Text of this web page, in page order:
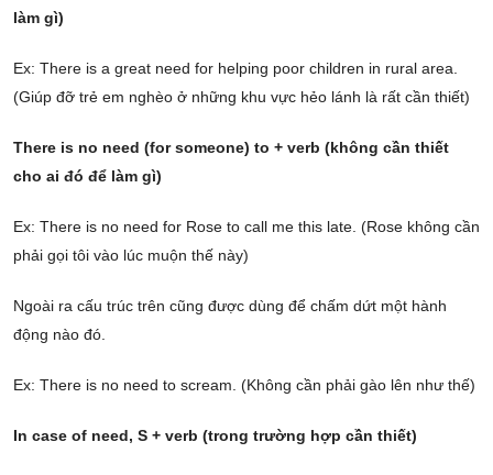
làm gì)
Ex: There is a great need for helping poor children in rural area.
(Giúp đỡ trẻ em nghèo ở những khu vực hẻo lánh là rất cần thiết)
There is no need (for someone) to + verb (không cần thiết
cho ai đó để làm gì)
Ex: There is no need for Rose to call me this late. (Rose không cần
phải gọi tôi vào lúc muộn thế này)
Ngoài ra cấu trúc trên cũng được dùng để chấm dứt một hành
động nào đó.
Ex: There is no need to scream. (Không cần phải gào lên như thế)
In case of need, S + verb (trong trường hợp cần thiết)